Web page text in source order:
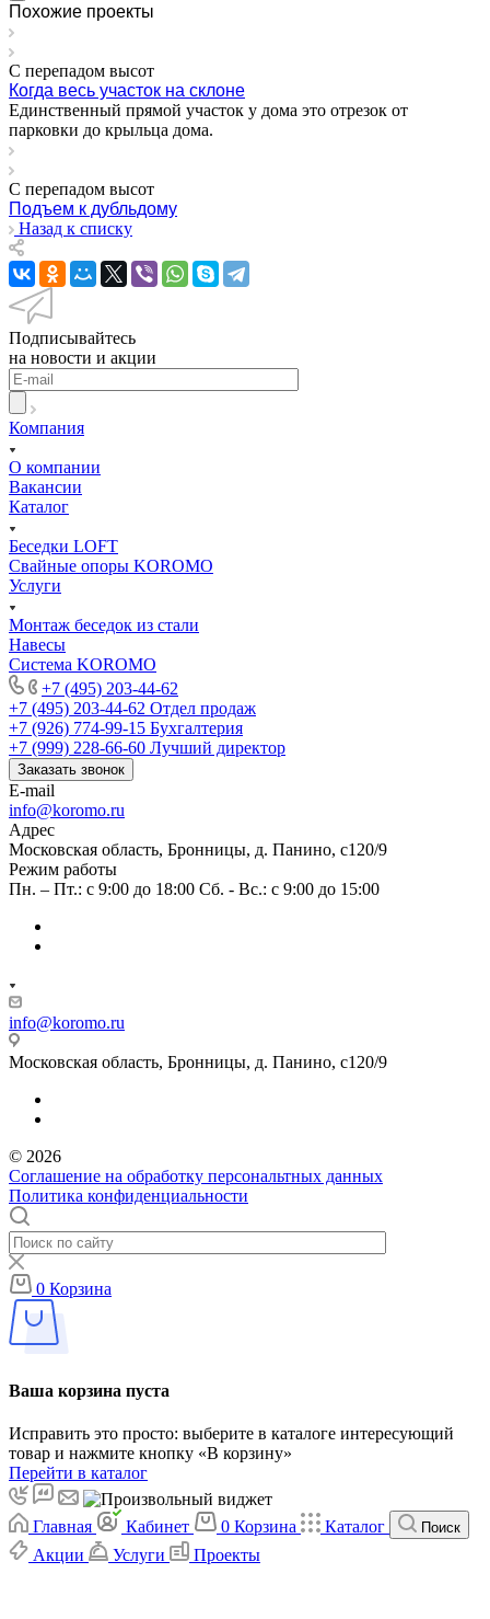
Похожие проекты
С перепадом высот
Когда весь участок на склоне
Единственный прямой участок у дома это отрезок от
парковки до крыльца дома.
С перепадом высот
Подъем к дубльдому
Назад к списку
Подписывайтесь
на новости и акции
Компания
О компании
Вакансии
Каталог
Беседки LOFT
Свайные опоры KOROMO
Услуги
Монтаж беседок из стали
Навесы
Система KOROMO
+7 (495) 203-44-62
+7 (495) 203-44-62 Отдел продаж
+7 (926) 774-99-15 Бухгалтерия
+7 (999) 228-66-60 Лучший директор
Заказать звонок
E-mail
info@koromo.ru
Адрес
Московская область, Бронницы, д. Панино, с120/9
Режим работы
Пн. – Пт.: с 9:00 до 18:00 Сб. - Вс.: с 9:00 до 15:00
info@koromo.ru
Московская область, Бронницы, д. Панино, с120/9
© 2026
Соглашение на обработку персональтных данных
Политика конфиденциальности
0 Корзина
Ваша корзина пуста
Исправить это просто: выберите в каталоге интересующий
товар и нажмите кнопку «В корзину»
Перейти в каталог
Главная Кабинет 0 Корзина Каталог Поиск
Акции Услуги Проекты